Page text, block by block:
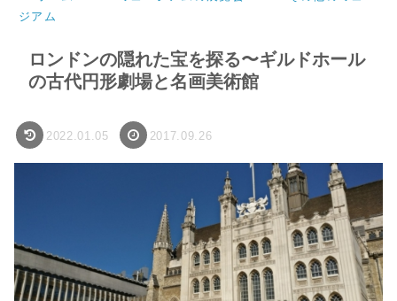
ジアム
ロンドンの隠れた宝を探る〜ギルドホール
の古代円形劇場と名画美術館
2022.01.05 2017.09.26